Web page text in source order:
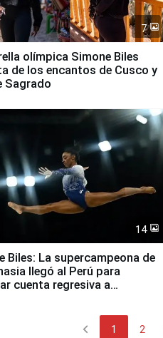
7
olímpica Simone Biles
de los encantos de Cusco y
Sagrado
14
Biles: La supercampeona de
llegó al Perú para
cuenta regresiva a
chevron_left 1 2